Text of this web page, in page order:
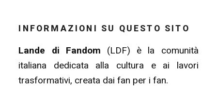
INFORMAZIONI SU QUESTO SITO
Lande di Fandom (LDF) è la comunità
italiana dedicata alla cultura e ai lavori
trasformativi, creata dai fan per i fan.